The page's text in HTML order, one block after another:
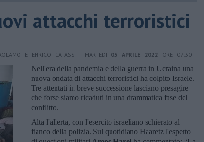
attacchi terroristici
E ENRICO CATASSI - MARTEDÌ 05 APRILE 2022 ORE 07:30
Nell'era della pandemia e della guerra in Ucraina una
nuova ondata di attacchi terroristici ha colpito Israele.
Tre attentati in breve successione lasciano presagire
che forse siamo ricaduti in una drammatica fase del
conflitto.
Alta l'allerta, con l'esercito israeliano schierato al
fianco della polizia. Sul quotidiano Haaretz l'esperto